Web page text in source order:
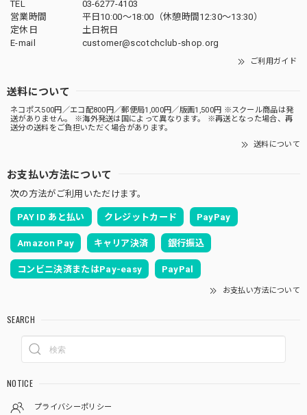
TEL
03-6277-4103
営業時間
平日10:00～18:00（休憩時間12:30～13:30）
定休日
土日祝日
E-mail
customer@scotchclub-shop.org
ご利用ガイド
送料について
ネコポス500円／エコ配800円／郵便局1,000円／版画1,500円 ※スクール商品は発
送がありません。 ※海外発送は国によって異なります。 ※再送となった場合、再
送分の送料をご負担いただく場合があります。
送料について
お支払い方法について
次の方法がご利用いただけます。
PAY ID あと払い クレジットカード PayPay
Amazon Pay キャリア決済 銀行振込
コンビニ決済またはPay-easy PayPal
お支払い方法について
SEARCH
NOTICE
プライバシーポリシー